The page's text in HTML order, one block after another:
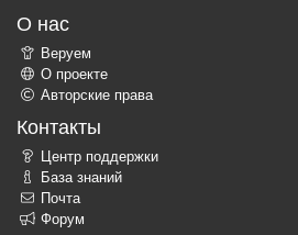
О нас
Веруем
О проекте
Авторские права
Контакты
Центр поддержки
База знаний
Почта
Форум